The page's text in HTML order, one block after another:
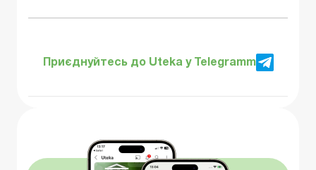
Приєднуйтесь до Uteka у Telegramm